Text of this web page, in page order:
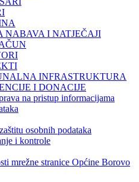
NABAVA I NATJEČAJI
INFRASTRUKTURA
I DONACIJE
na pristup informacijama
osobnih podataka
i kontrole
mrežne stranice Općine Borovo